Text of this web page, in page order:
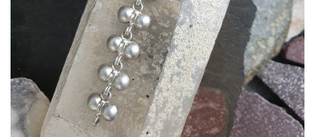
Bracciali16